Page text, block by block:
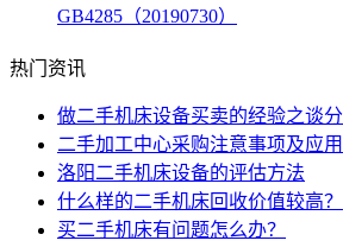
GB4285（20190730）
热门资讯
做二手机床设备买卖的经验之谈
二手加工中心采购注意事项及应
洛阳二手机床设备的评估方法
什么样的二手机床回收价值较高？
买二手机床有问题怎么办？